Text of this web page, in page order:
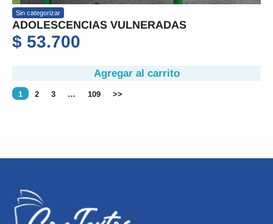
Sin categorizar
ADOLESCENCIAS VULNERADAS
$ 53.700
Agregar al carrito
1 2 3 … 109 >>